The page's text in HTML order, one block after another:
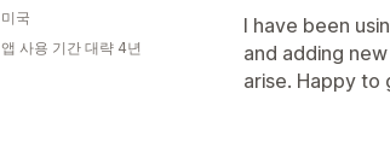
I have been
and adding
arise. Happy to
미국
앱 사용 기간 대략 4년